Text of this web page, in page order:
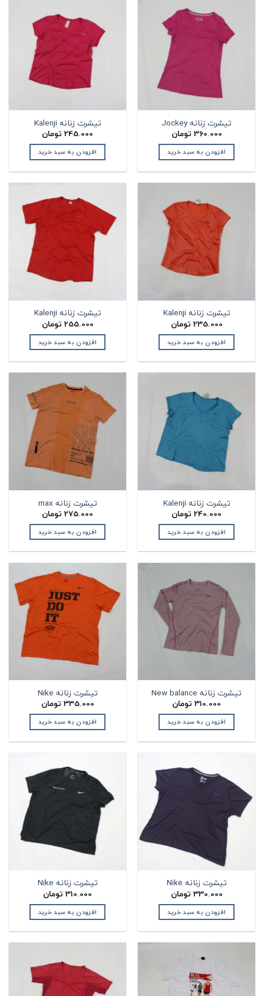
تیشرت زنانه Jockey
360.000 تومان
افزودن به سبد خرید
تیشرت زنانه Kalenji
245.000 تومان
افزودن به سبد خرید
تیشرت زنانه Kalenji
235.000 تومان
افزودن به سبد خرید
تیشرت زنانه Kalenji
255.000 تومان
افزودن به سبد خرید
تیشرت زنانه Kalenji
240.000 تومان
افزودن به سبد خرید
تیشرت زنانه max
275.000 تومان
افزودن به سبد خرید
تیشرت زنانه New balance
310.000 تومان
افزودن به سبد خرید
تیشرت زنانه Nike
335.000 تومان
افزودن به سبد خرید
تیشرت زنانه Nike
330.000 تومان
افزودن به سبد خرید
تیشرت زنانه Nike
310.000 تومان
افزودن به سبد خرید